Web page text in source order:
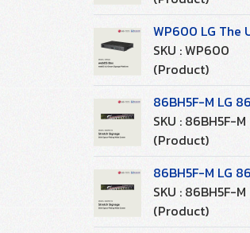
WP600 LG The
SKU : WP600
(Product)
86BH5F-M LG
SKU : 86BH5F-M
(Product)
86BH5F-M LG
SKU : 86BH5F-M
(Product)